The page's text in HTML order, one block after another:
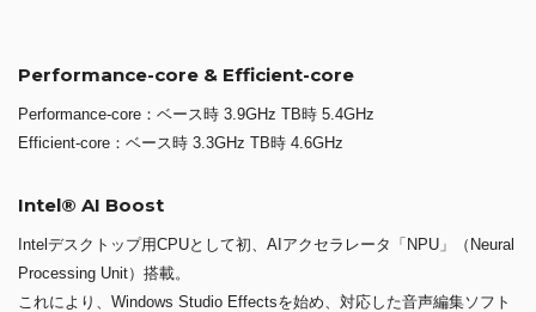
Performance-core & Efficient-core
Performance-core：ベース時 3.9GHz TB時 5.4GHz
Efficient-core：ベース時 3.3GHz TB時 4.6GHz
Intel® AI Boost
Intelデスクトップ用CPUとして初、AIアクセラレータ「NPU」（Neural
Processing Unit）搭載。
これにより、Windows Studio Effectsを始め、対応した音声編集ソフト